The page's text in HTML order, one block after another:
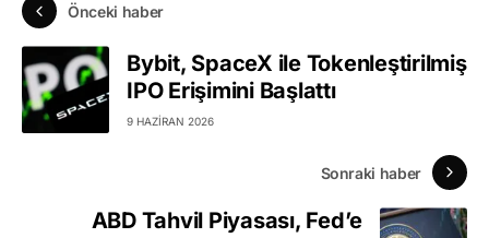
Önceki haber
Bybit, SpaceX ile Tokenleştirilmiş
IPO Erişimini Başlattı
9 HAZIRAN 2026
Sonraki haber
ABD Tahvil Piyasası, Fed’e